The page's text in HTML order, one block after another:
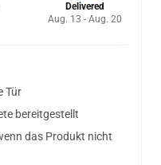
Delivered
Aug. 13 - Aug. 20
Tür
bereitgestellt
das Produkt nicht